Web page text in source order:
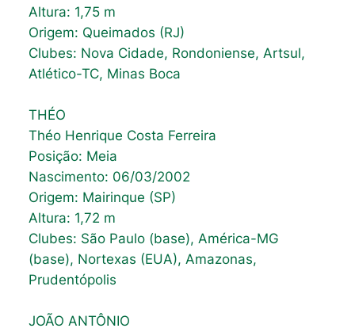
Altura: 1,75 m
Origem: Queimados (RJ)
Clubes: Nova Cidade, Rondoniense, Artsul,
Atlético-TC, Minas Boca
THÉO
Théo Henrique Costa Ferreira
Posição: Meia
Nascimento: 06/03/2002
Origem: Mairinque (SP)
Altura: 1,72 m
Clubes: São Paulo (base), América-MG
(base), Nortexas (EUA), Amazonas,
Prudentópolis
JOÃO ANTÔNIO